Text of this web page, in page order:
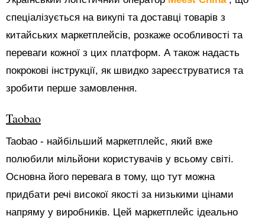
спеціалізується на викупі та доставці товарів з
китайських маркетплейсів, розкаже особливості та
переваги кожної з цих платформ. А також надасть
покрокові інструкції, як швидко зареєструватися та
зробити перше замовлення.
Taobao
Taobao - найбільший маркетплейс, який вже
полюбили мільйони користувачів у всьому світі.
Основна його перевага в тому, що тут можна
придбати речі високої якості за низькими цінами
напряму у виробників. Цей маркетплейс ідеально